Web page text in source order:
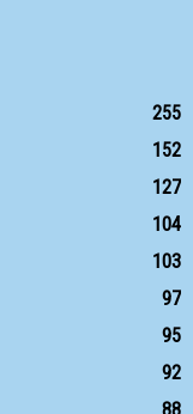
255
152
127
104
103
97
95
92